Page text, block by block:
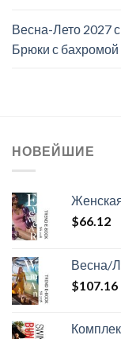
Весна-Лето 2027
Брюки с бахромой
НОВЕЙШИЕ
$66.12
Весна/
$107.16